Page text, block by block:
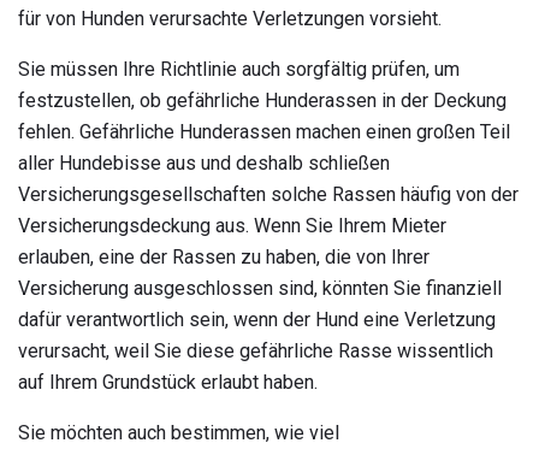
für von Hunden verursachte Verletzungen vorsieht.
Sie müssen Ihre Richtlinie auch sorgfältig prüfen, um
festzustellen, ob gefährliche Hunderassen in der Deckung
fehlen. Gefährliche Hunderassen machen einen großen Teil
aller Hundebisse aus und deshalb schließen
Versicherungsgesellschaften solche Rassen häufig von der
Versicherungsdeckung aus. Wenn Sie Ihrem Mieter
erlauben, eine der Rassen zu haben, die von Ihrer
Versicherung ausgeschlossen sind, könnten Sie finanziell
dafür verantwortlich sein, wenn der Hund eine Verletzung
verursacht, weil Sie diese gefährliche Rasse wissentlich
auf Ihrem Grundstück erlaubt haben.
Sie möchten auch bestimmen, wie viel